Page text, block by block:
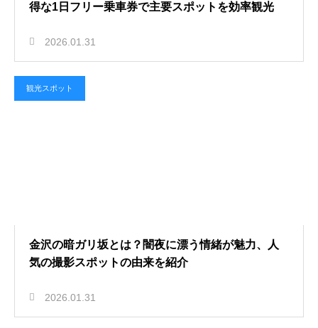
得な1日フリー乗車券で主要スポットを効率観光
2026.01.31
観光スポット
金沢の暗ガリ坂とは？闇夜に漂う情緒が魅力、人
気の撮影スポットの由来を紹介
2026.01.31